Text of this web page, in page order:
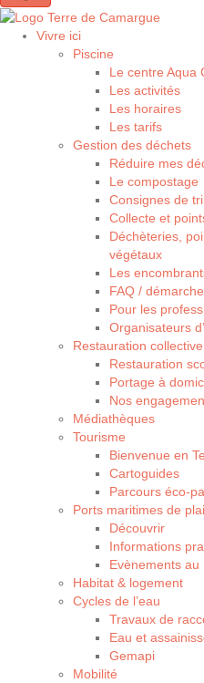
Contraste élevé
Vivre ici
Piscine
Le centre Aqua
Les activités
Les horaires
Les tarifs
Gestion des déchets
Réduire mes
Le compostage
Consignes de tri
Collecte et
Déchèteries,
végétaux
Les
FAQ /
Pour les
Organisateurs
Restauration collective
Restauration
Portage à
Nos
Médiathèques
Tourisme
Bienvenue en
Cartoguides
Parcours éco-
Ports maritimes de
Découvrir
Informations
Evènements au
Habitat & logement
Cycles de l’eau
Travaux de
Eau et
Gemapi
Mobilité